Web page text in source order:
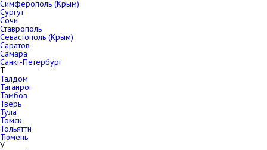
Симферополь (Крым)
Сургут
Сочи
Ставрополь
Севастополь (Крым)
Саратов
Самара
Санкт-Петербург
Т
Талдом
Таганрог
Тамбов
Тверь
Тула
Томск
Тольятти
Тюмень
У